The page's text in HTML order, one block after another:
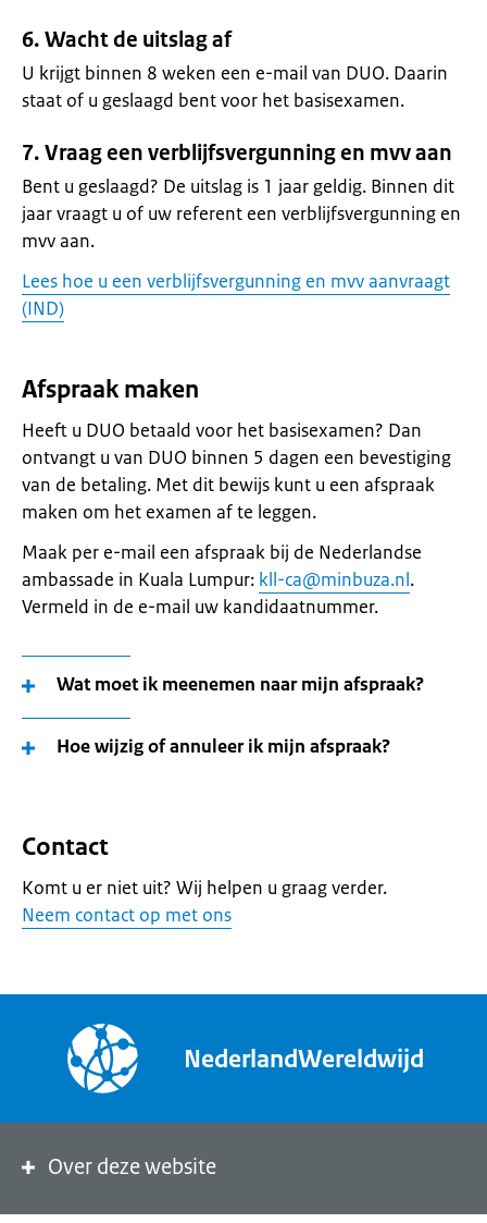
6. Wacht de uitslag af
U krijgt binnen 8 weken een e-mail van DUO. Daarin
staat of u geslaagd bent voor het basisexamen.
7. Vraag een verblijfsvergunning en mvv aan
Bent u geslaagd? De uitslag is 1 jaar geldig. Binnen dit
jaar vraagt u of uw referent een verblijfsvergunning en
mvv aan.
Lees hoe u een verblijfsvergunning en mvv aanvraagt
(IND)
Afspraak maken
Heeft u DUO betaald voor het basisexamen? Dan
ontvangt u van DUO binnen 5 dagen een bevestiging
van de betaling. Met dit bewijs kunt u een afspraak
maken om het examen af te leggen.
Maak per e-mail een afspraak bij de Nederlandse
ambassade in Kuala Lumpur: kll-ca@minbuza.nl.
Vermeld in de e-mail uw kandidaatnummer.
Wat moet ik meenemen naar mijn afspraak?
Hoe wijzig of annuleer ik mijn afspraak?
Contact
Komt u er niet uit? Wij helpen u graag verder.
Neem contact op met ons
NederlandWereldwijd
Over deze website